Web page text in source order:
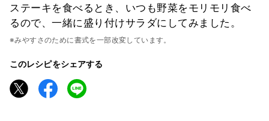
ステーキを食べるとき、いつも野菜をモリモリ食べ
るので、一緒に盛り付けサラダにしてみました。
※みやすさのために書式を一部改変しています。
このレシピをシェアする